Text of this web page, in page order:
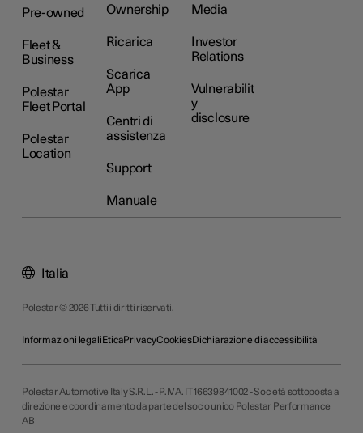
Pre-owned
Fleet &
Business
Polestar
Fleet Portal
Polestar
Location
Ownership
Ricarica
Scarica
App
Centri di
assistenza
Support
Manuale
Media
Investor
Relations
Vulnerabilit
y
disclosure
Polestar © 2026 Tutti i diritti riservati.
Informazioni legaliEticaPrivacyCookiesDichiarazione di accessibilità
Italia
Polestar Automotive Italy S.R.L. - P.IVA. IT 16639841002 - Società sottoposta a
direzione e coordinamento da parte del socio unico Polestar Performance
AB